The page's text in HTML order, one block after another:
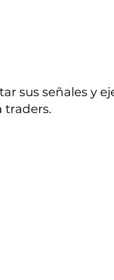
sus señales y
traders.